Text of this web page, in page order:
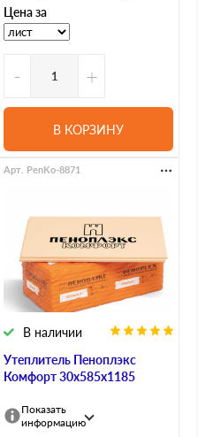
Цена за
- +
В КОРЗИНУ
Утеплитель Пеноплэкс
Комфорт 30х585х1185
В наличии
Арт. PenKo-8871
Показать
информацию